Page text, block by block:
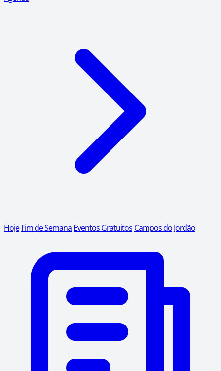
Hoje Fim de Semana Eventos Gratuitos Campos do Jordão